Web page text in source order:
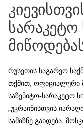
სარაკეტო
რუსეთის საგარეო
თქმით, ოფიციალური
საზენიტო-სარაკეტო
„უკრაინისთვის
სამიზნე გახდება.